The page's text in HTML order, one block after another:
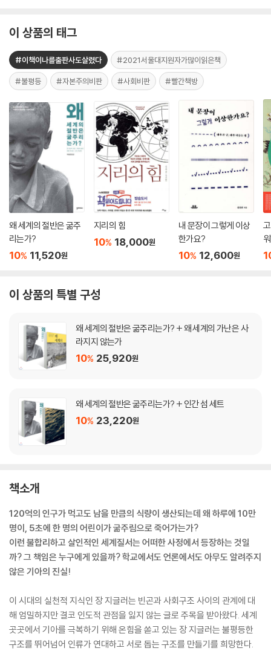
이 상품의 태그
#이책이나를출판사도살렸다 #2021서울대지원자가많이읽은책
#불평등 #자본주의비판 #사회비판 #빨간책방
왜 세계의 절반은 굶주
리는가?
10% 11,520원
지리의 힘
10% 18,000원
내 문장이 그렇게 이상
한가요?
10% 12,600원
이 상품의 특별 구성
왜 세계의 절반은 굶주리는가? + 왜 세계의 가난은 사
라지지 않는가
10% 25,920원
왜 세계의 절반은 굶주리는가? + 인간 섬 세트
10% 23,220원
책소개
120억의 인구가 먹고도 남을 만큼의 식량이 생산되는데 왜 하루에 10만
명이, 5초에 한 명의 어린이가 굶주림으로 죽어가는가?
이런 불합리하고 살인적인 세계질서는 어떠한 사정에서 등장하는 것일
까? 그 책임은 누구에게 있을까? 학교에서도 언론에서도 아무도 알려주지
않은 기아의 진실!
이 시대의 실천적 지식인 장 지글러는 빈곤과 사회구조 사이의 관계에 대
해 엄밀하지만 결코 인도적 관점을 잃지 않는 글로 주목을 받아왔다. 세계
곳곳에서 기아를 극복하기 위해 온힘을 쏟고 있는 장 지글러는 불평등한
구조를 뛰어넘어 인류가 연대하고 서로 돕는 구조를 만들기를 희망한다.